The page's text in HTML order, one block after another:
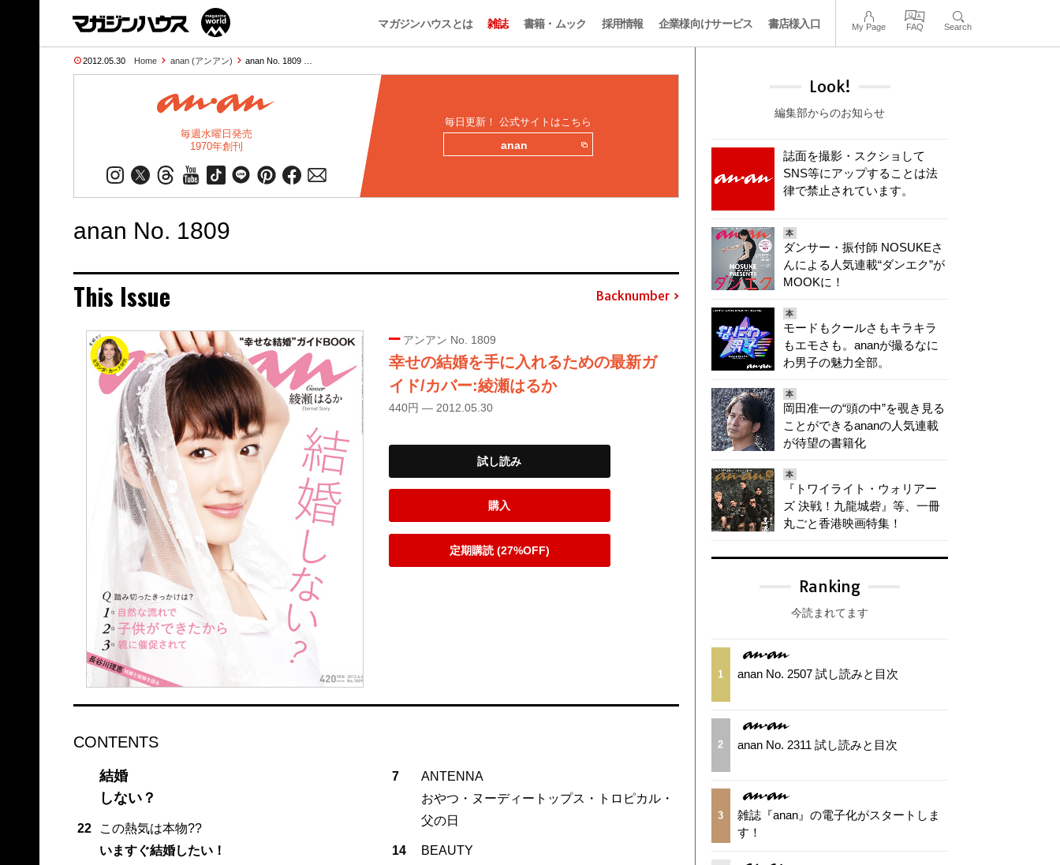
マガジンハウスとは 雑誌 書籍・ムック 採用情報 企業様向けサービス 書店様入口 My Page FAQ Search
2012.05.30 Home anan (アンアン) anan No. 1809 …
毎週水曜日発売
1970年創刊
毎日更新！ 公式サイトはこちら
anan
anan No. 1809
This Issue Backnumber
アンアン No. 1809
幸せの結婚を手に入れるための最新ガ
イド/カバー:綾瀬はるか
440円 — 2012.05.30
試し読み
購入
定期購読 (27%OFF)
CONTENTS
結婚
しない？
22
この熱気は本物??
いますぐ結婚したい！
7
ANTENNA
おやつ・ヌーディートップス・トロピカル・
父の日
14
BEAUTY
Look!
編集部からのお知らせ
誌面を撮影・スクショして
SNS等にアップすることは法
律で禁止されています。
本
ダンサー・振付師 NOSUKEさ
んによる人気連載“ダンエク”が
MOOKに！
本
モードもクールさもキラキラ
もエモさも。ananが撮るなに
わ男子の魅力全部。
本
岡田准一の“頭の中”を覗き見る
ことができるananの人気連載
が待望の書籍化
本
『トワイライト・ウォリアー
ズ 決戦！九龍城砦』等、一冊
丸ごと香港映画特集！
Ranking
今読まれてます
1 anan No. 2507 試し読みと目次
2 anan No. 2311 試し読みと目次
3
雑誌『anan』の電子化がスタートしま
す！